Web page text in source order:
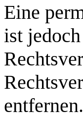
Eine
ist
entfernen.